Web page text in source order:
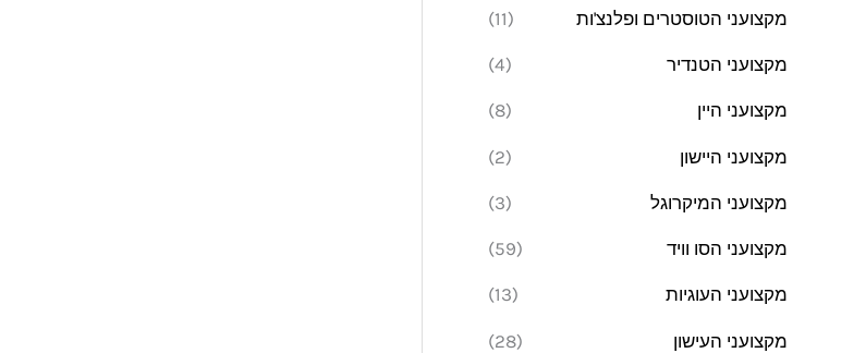
מקצועני הטוסטרים ופלנצ'ות (11)
מקצועני הטנדיר (4)
מקצועני היין (8)
מקצועני היישון (2)
מקצועני המיקרוגל (3)
מקצועני הסו וויד (59)
מקצועני העוגיות (13)
מקצועני העישון (28)